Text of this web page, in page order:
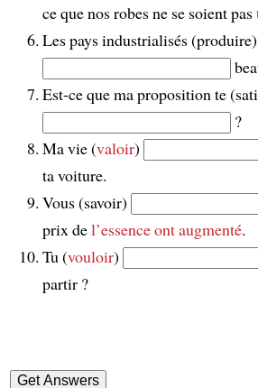
ce que nos robes ne se soient pas
Les pays industrialisés (produire)
Est-ce que ma proposition te
?
Ma vie (valoir)
ta voiture.
Vous (savoir)
prix del’essenceont augmenté.
Tu (vouloir)
partir ?